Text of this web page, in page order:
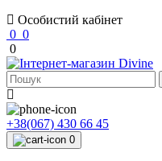
Особистий кабінет
0 0
0
+38(067) 430 66 45
0